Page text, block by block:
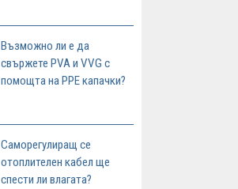
Възможно ли е да
свържете PVA и VVG с
помощта на PPE капачки?
Саморегулиращ се
отоплителен кабел ще
спести ли влагата?